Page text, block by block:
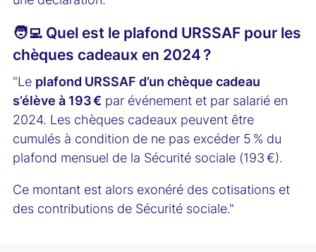
🧑‍💻 Quel est le plafond URSSAF pour les
chèques cadeaux en 2024 ?
"Le plafond URSSAF d’un chèque cadeau
s’élève à 193 € par événement et par salarié en
2024. Les chèques cadeaux peuvent être
cumulés à condition de ne pas excéder 5 % du
plafond mensuel de la Sécurité sociale (193 €).
Ce montant est alors exonéré des cotisations et
des contributions de Sécurité sociale."